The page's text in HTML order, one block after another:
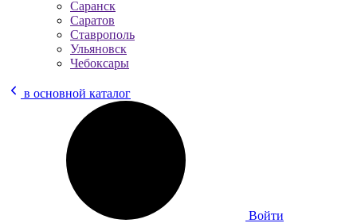
Саранск
Саратов
Ставрополь
Ульяновск
Чебоксары
в основной каталог
Войти